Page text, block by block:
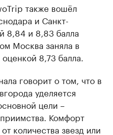
также вошёл
и Санкт-
8,84 и 8,83 балла
Москва заняла в
8,73 балла.
говорит о том, что в
уделяется
цели –
Комфорт
количества звезд или